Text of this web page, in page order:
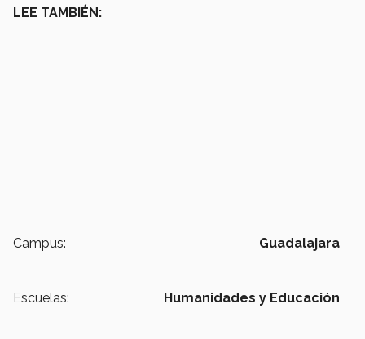
LEE TAMBIÉN:
Campus: Guadalajara
Escuelas: Humanidades y Educación